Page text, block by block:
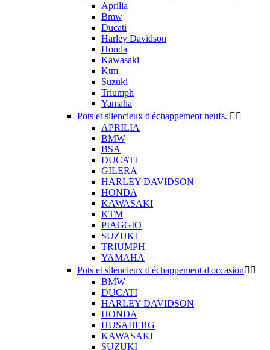
Aprilia
Bmw
Ducati
Harley Davidson
Honda
Kawasaki
Ktm
Suzuki
Triumph
Yamaha
Pots et silencieux d'échappement neufs.  
APRILIA
BMW
BSA
DUCATI
GILERA
HARLEY DAVIDSON
HONDA
KAWASAKI
KTM
PIAGGIO
SUZUKI
TRIUMPH
YAMAHA
Pots et silencieux d'échappement d'occasion 
BMW
DUCATI
HARLEY DAVIDSON
HONDA
HUSABERG
KAWASAKI
SUZUKI